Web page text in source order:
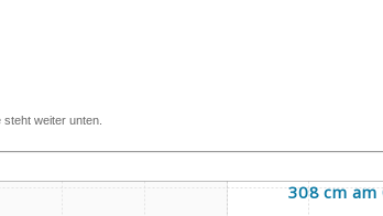
weiter unten.